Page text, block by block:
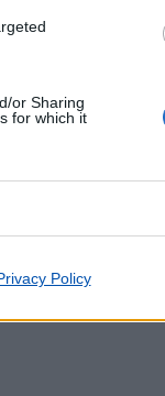
or Sharing
for which it
Policy